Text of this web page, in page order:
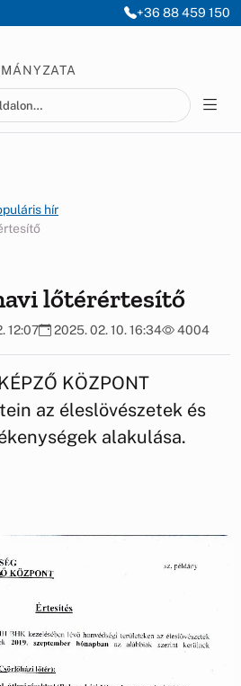
+36 88 459 150
hír
lőtérértesítő
12:07 2025. 02. 10. 16:34 4004
KÖZPONT
az éleslövészetek és
alakulása.